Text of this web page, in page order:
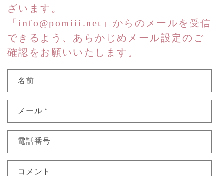
ざいます。
「 info@pomiii.net 」からのメールを受信
できるよう、あらかじめメール設定のご
確認をお願いいたします。
名前
メール *
電話番号
コメント